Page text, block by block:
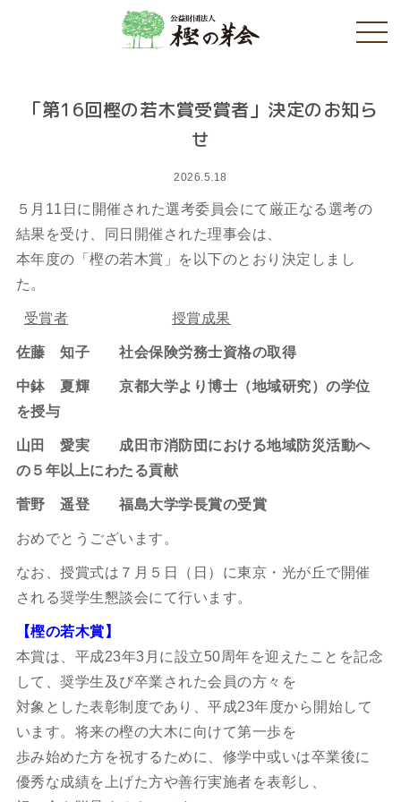
「第16回樫の若木賞受賞者」決定のお知ら
せ
2026.5.18
５月11日に開催された選考委員会にて厳正なる選考の
結果を受け、同日開催された理事会は、
本年度の「樫の若木賞」を以下のとおり決定しまし
た。
受賞者 授賞成果
佐藤 知子 社会保険労務士資格の取得
中鉢 夏輝
京都大学より博士（地域研究）の学位
を授与
山田 愛実
成田市消防団における地域防災活動へ
の５年以上にわたる貢献
菅野 遥登 福島大学学長賞の受賞
おめでとうございます。
なお、授賞式は７月５日（日）に東京・光が丘で開催
される奨学生懇談会にて行います。
【樫の若木賞】
本賞は、平成23年3月に設立50周年を迎えたことを記念
して、奨学生及び卒業された会員の方々を
対象とした表彰制度であり、平成23年度から開始して
います。将来の樫の大木に向けて第一歩を
歩み始めた方を祝するために、修学中或いは卒業後に
優秀な成績を上げた方や善行実施者を表彰し、